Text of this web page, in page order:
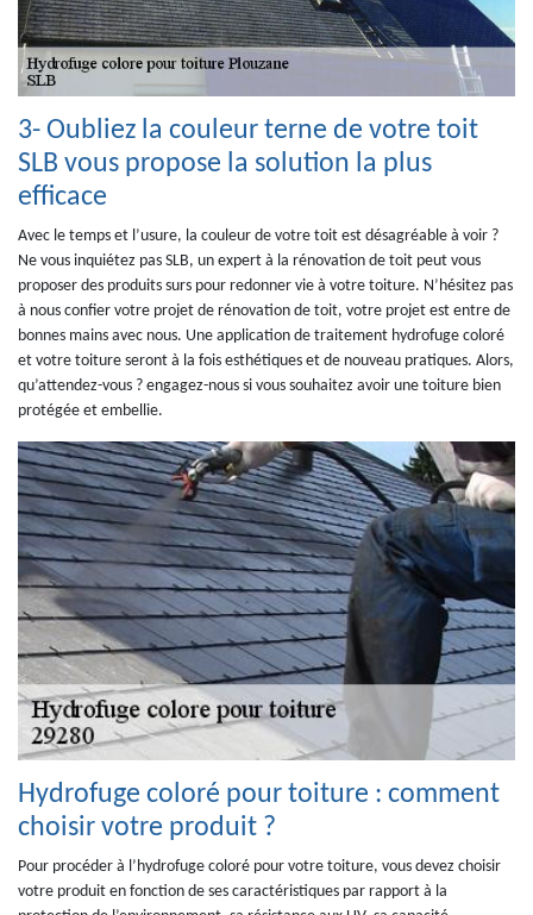
3- Oubliez la couleur terne de votre toit
SLB vous propose la solution la plus
efficace
Avec le temps et l’usure, la couleur de votre toit est désagréable à voir ?
Ne vous inquiétez pas SLB, un expert à la rénovation de toit peut vous
proposer des produits surs pour redonner vie à votre toiture. N’hésitez pas
à nous confier votre projet de rénovation de toit, votre projet est entre de
bonnes mains avec nous. Une application de traitement hydrofuge coloré
et votre toiture seront à la fois esthétiques et de nouveau pratiques. Alors,
qu’attendez-vous ? engagez-nous si vous souhaitez avoir une toiture bien
protégée et embellie.
Hydrofuge coloré pour toiture : comment
choisir votre produit ?
Pour procéder à l’hydrofuge coloré pour votre toiture, vous devez choisir
votre produit en fonction de ses caractéristiques par rapport à la